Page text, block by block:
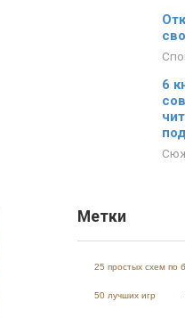
6
Метки
25 простых схем по
50 лучших игр